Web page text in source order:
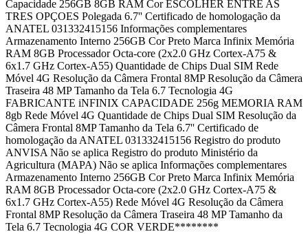
Capacidade 256GB 8GB RAM Cor ESCOLHER ENTRE AS
TRES OPÇOES Polegada 6.7'' Certificado de homologação da
ANATEL 031332415156 Informações complementares
Armazenamento Interno 256GB Cor Preto Marca Infinix Memória
RAM 8GB Processador Octa-core (2x2.0 GHz Cortex-A75 &
6x1.7 GHz Cortex-A55) Quantidade de Chips Dual SIM Rede
Móvel 4G Resolução da Câmera Frontal 8MP Resolução da Câmera
Traseira 48 MP Tamanho da Tela 6.7 Tecnologia 4G
FABRICANTE iNFINIX CAPACIDADE 256g MEMORIA RAM
8gb Rede Móvel 4G Quantidade de Chips Dual SIM Resolução da
Câmera Frontal 8MP Tamanho da Tela 6.7'' Certificado de
homologação da ANATEL 031332415156 Registro do produto
ANVISA Não se aplica Registro do produto Ministério da
Agricultura (MAPA) Não se aplica Informações complementares
Armazenamento Interno 256GB Cor Preto Marca Infinix Memória
RAM 8GB Processador Octa-core (2x2.0 GHz Cortex-A75 &
6x1.7 GHz Cortex-A55) Rede Móvel 4G Resolução da Câmera
Frontal 8MP Resolução da Câmera Traseira 48 MP Tamanho da
Tela 6.7 Tecnologia 4G COR VERDE********